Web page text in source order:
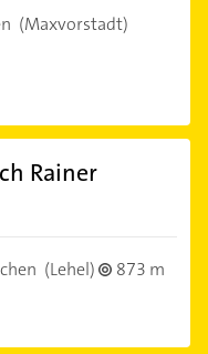
(Maxvorstadt)
Rainer
(Lehel)
873 m